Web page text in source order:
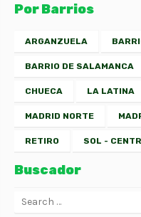
Por Barrios
ARGANZUELA
BARRIO DE SALAMANCA
CHUECA LA LATINA
MADRID NORTE
RETIRO SOL -
Buscador